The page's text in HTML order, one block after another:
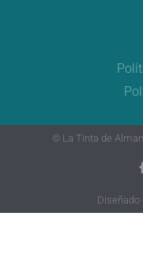
© La Tinta de
Diseñado